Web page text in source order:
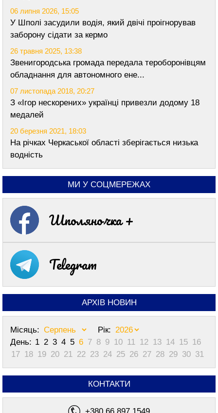
06 липня 2026, 15:05
У Шполі засудили водія, який двічі проігнорував
заборону сідати за кермо
26 травня 2025, 13:38
Звенигородська громада передала тероборонівцям
обладнання для автономного ене...
07 листопада 2018, 20:27
З «Ігор нескорених» українці привезли додому 18
медалей
20 березня 2021, 18:03
На річках Черкаської області зберігається низька
водність
МИ У СОЦМЕРЕЖАХ
Шполяночка +
Telegram
АРХІВ НОВИН
Місяць:
Рік:
День: 1 2 3 4 5 6 7 8 9 10 11 12 13 14 15 16
17 18 19 20 21 22 23 24 25 26 27 28 29 30 31
КОНТАКТИ